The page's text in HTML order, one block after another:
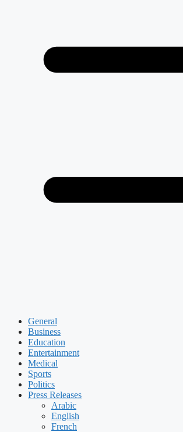
General
Business
Education
Entertainment
Medical
Sports
Politics
Press Releases
Arabic
English
French